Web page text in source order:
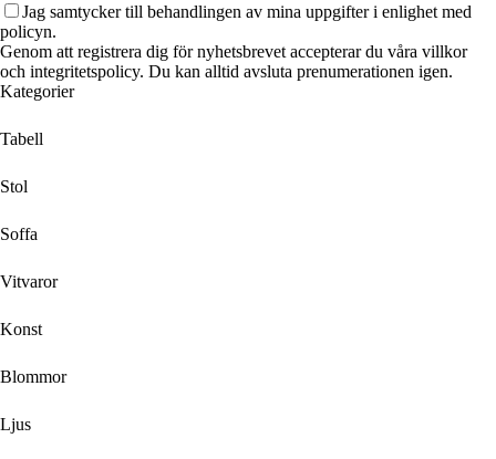
Jag samtycker till behandlingen av mina uppgifter i enlighet med
policyn.
Genom att registrera dig för nyhetsbrevet accepterar du våra villkor
och integritetspolicy. Du kan alltid avsluta prenumerationen igen.
Kategorier
Tabell
Stol
Soffa
Vitvaror
Konst
Blommor
Ljus